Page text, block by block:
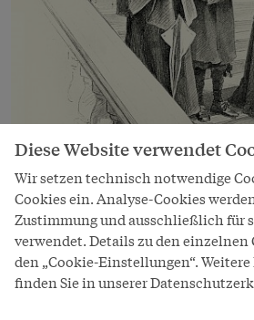
Bild
Theo Zasche: Pfründner
Fußwaschungszeremonie,
Diese Website verwendet
Wir setzen technisch notwendige
Cookies ein. Analyse-Cookies
Zustimmung und ausschließlich für
verwendet. Details zu den einzelnen
den „Cookie-Einstellungen“.
finden Sie in unserer